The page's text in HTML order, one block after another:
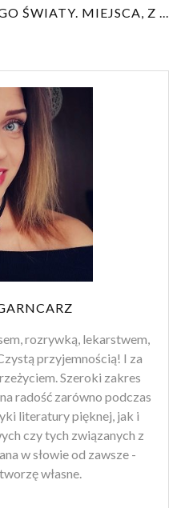
ŚWIATY. MIEJSCA, Z ...
rozrywką, lekarstwem,
przyjemnością! I za
Szeroki zakres
radość zarówno podczas
literatury pięknej, jak i
czy tych związanych z
w słowie od zawsze -
własne.